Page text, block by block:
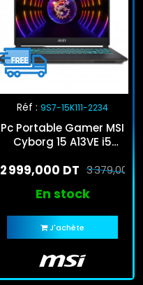
Réf : 9S7-15K111-2234
Pc Portable Gamer MSI
Cyborg 15 A13VE i5
RTX 40503 379,000
2 999,000 DT
En stock
J'achète